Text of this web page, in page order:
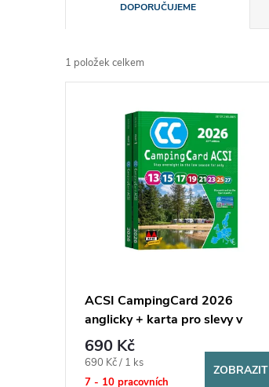
a
z
DOPORUČUJEME
1 položek celkem
ACSI CampingCard 2026
anglicky + karta pro slevy v
kempech
690 Kč
Měrná
cena:
690 Kč / 1 ks
7 - 10 pracovních
ZOBRAZIT